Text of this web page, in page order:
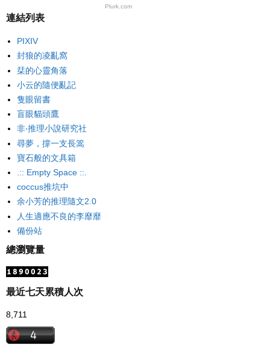
Plurk.com
連結列表
PIXIV
封狼的凌亂窩
栞的心靈角落
小云的隨便亂記
隻眼留書
盲眼貓頭鷹
非‧推理小說研究社
尋夢，撐一支長篙
寶石般的文具箱
.:: Empty Space ::.
coccus推坑中
余小芳的推理隨文2.0
人生適應不良的李靡靡
備份站
總瀏覽量
最近七天累積人次
8,711